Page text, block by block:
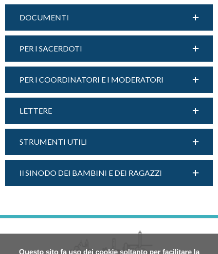
Questo sito fa uso dei cookie soltanto per facilitare la
DOCUMENTI
PER I SACERDOTI
PER I COORDINATORI E I MODERATORI
LETTERE
STRUMENTI UTILI
Il SINODO DEI BAMBINI E DEI RAGAZZI